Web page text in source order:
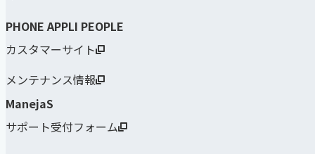
PHONE APPLI PEOPLE
カスタマーサイト
メンテナンス情報
ManejaS
サポート受付フォーム